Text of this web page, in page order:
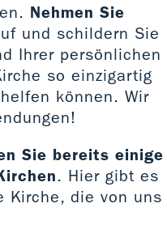
Nehmen Sie
und schildern Sie
Ihrer persönlichen
so einzigartig
können. Wir
Sie bereits einige
. Hier gibt es
Kirche, die von uns